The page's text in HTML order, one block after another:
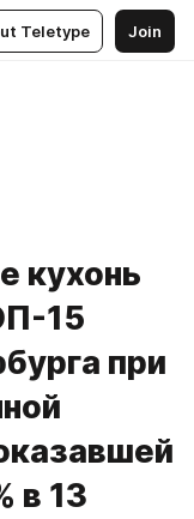
Teletype Join
кухонь
15
при
в 13